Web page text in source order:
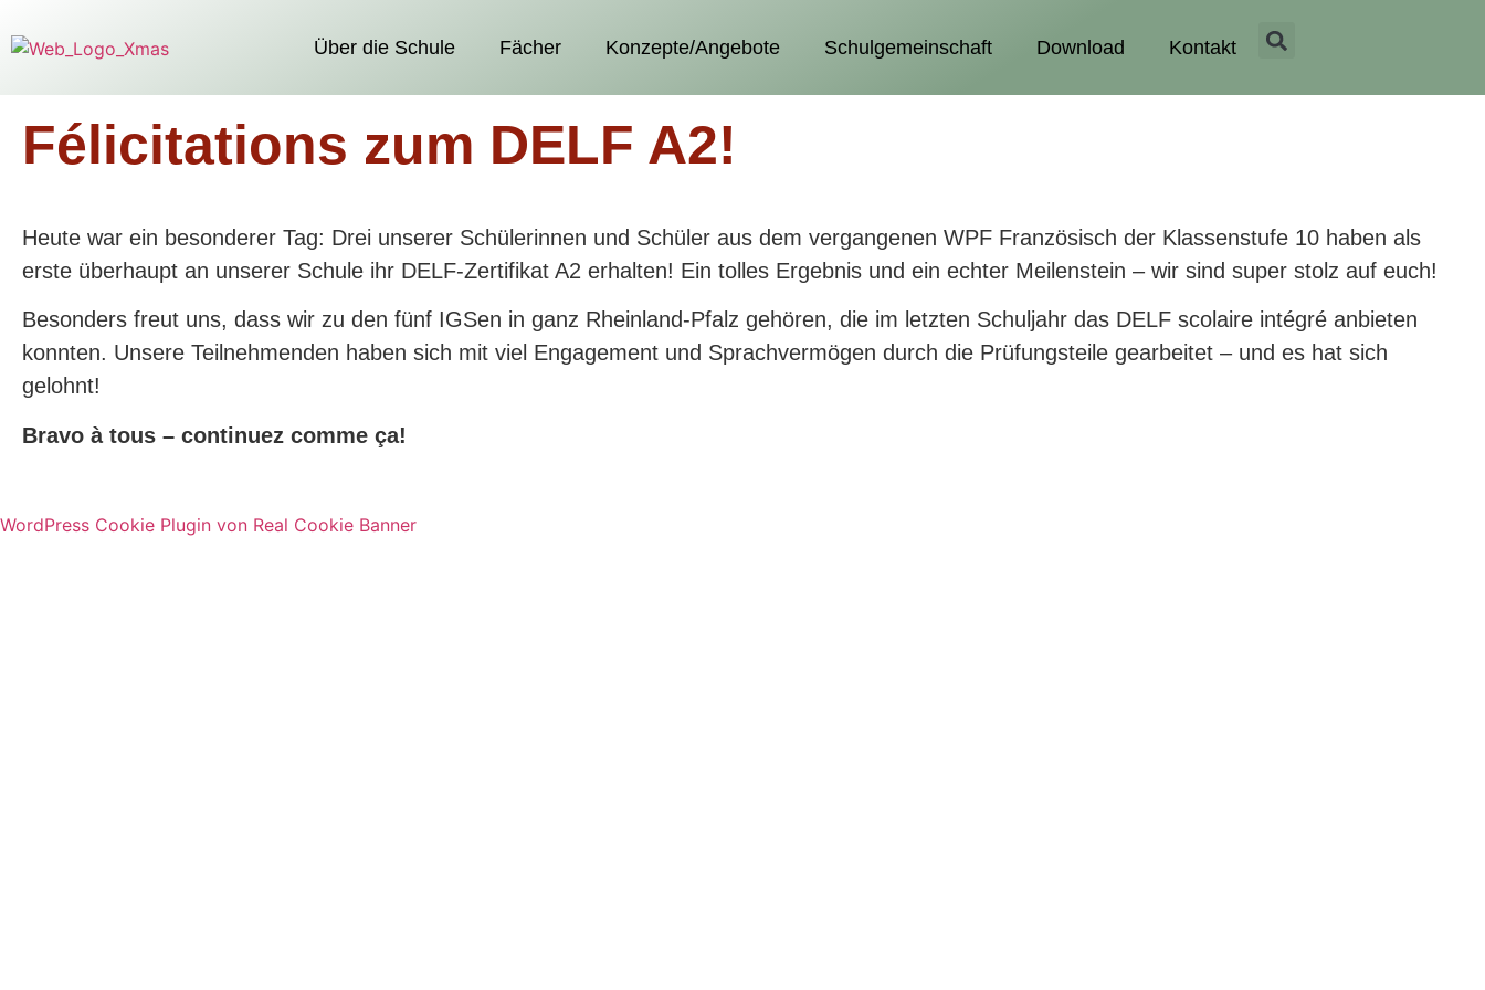
Über die Schule Fächer Konzepte/Angebote Schulgemeinschaft Download Kontakt
Félicitations zum DELF A2!
Heute war ein besonderer Tag: Drei unserer Schülerinnen und Schüler aus dem vergangenen WPF Französisch der Klassenstufe 10 haben als
erste überhaupt an unserer Schule ihr DELF-Zertifikat A2 erhalten! Ein tolles Ergebnis und ein echter Meilenstein – wir sind super stolz auf euch!
Besonders freut uns, dass wir zu den fünf IGSen in ganz Rheinland-Pfalz gehören, die im letzten Schuljahr das DELF scolaire intégré anbieten
konnten. Unsere Teilnehmenden haben sich mit viel Engagement und Sprachvermögen durch die Prüfungsteile gearbeitet – und es hat sich
gelohnt!
Bravo à tous – continuez comme ça!
WordPress Cookie Plugin von Real Cookie Banner